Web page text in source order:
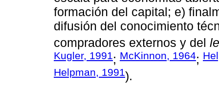
formación del capital; e)
difusión del conocimiento
compradores externos y del
Kugler, 1991; McKinnon, 1964;
Helpman, 1991).